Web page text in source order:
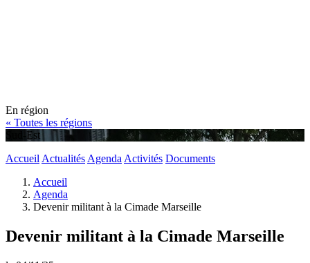
En région
« Toutes les régions
Sud-Est
Accueil Actualités Agenda Activités Documents
Accueil
Agenda
Devenir militant à la Cimade Marseille
Devenir militant à la Cimade Marseille